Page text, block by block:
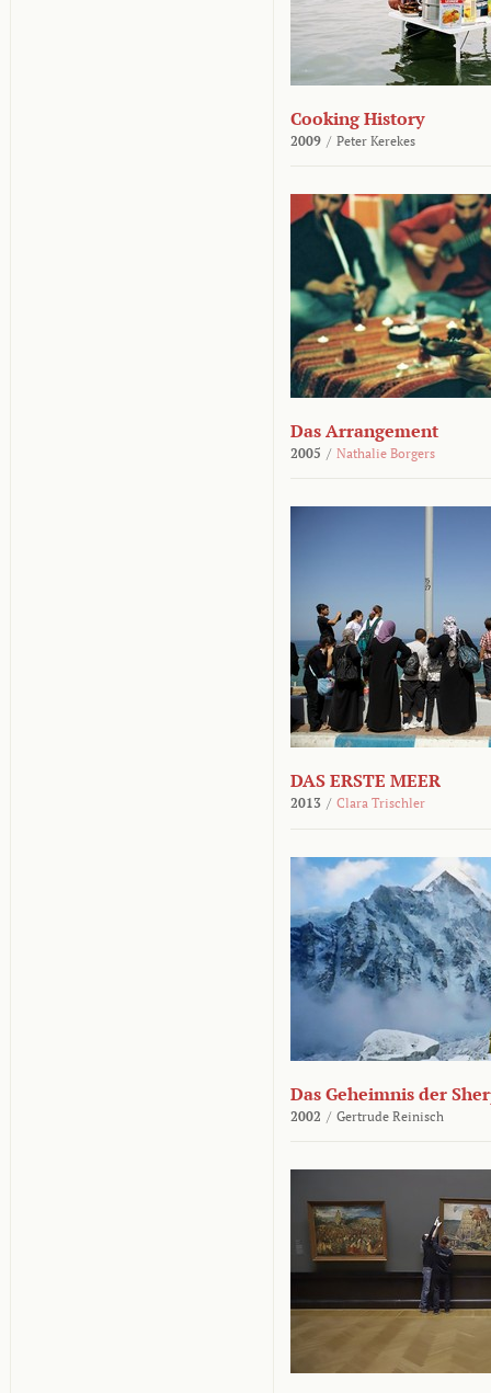
Cooking History
2009 / Peter Kerekes
Das Arrangement
2005 / Nathalie Borgers
DAS ERSTE MEER
2013 / Clara Trischler
Das Geheimnis der
2002 / Gertrude Reinisch